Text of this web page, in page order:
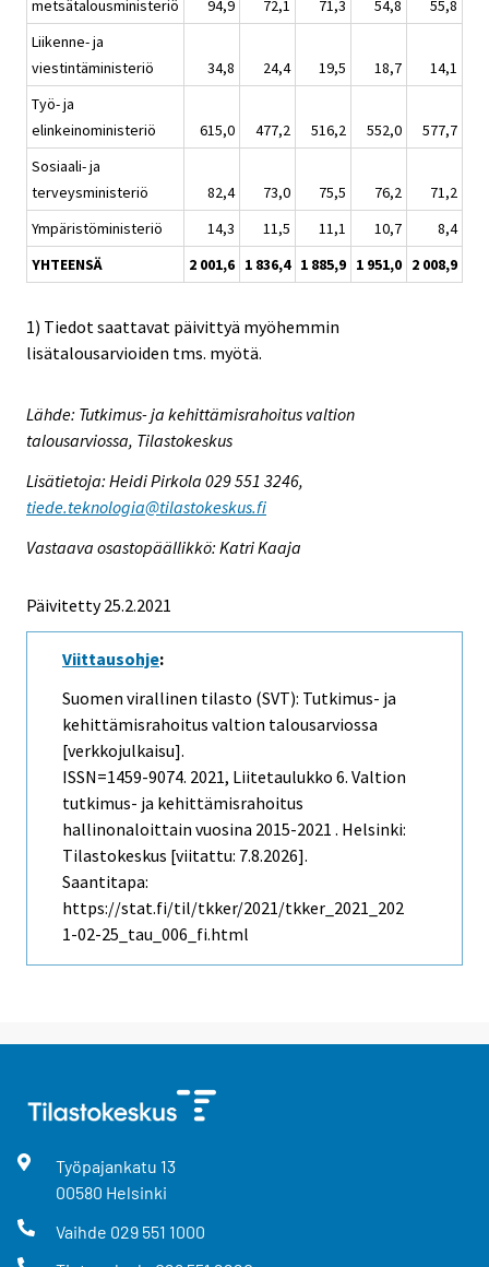
metsätalousministeriö
94,9 72,1 71,3 54,8 55,8
Liikenne- ja
viestintäministeriö
34,8 24,4 19,5 18,7 14,1
Työ- ja
elinkeinoministeriö
615,0 477,2 516,2 552,0 577,7
Sosiaali- ja
terveysministeriö
82,4 73,0 75,5 76,2 71,2
Ympäristöministeriö
14,3 11,5 11,1 10,7 8,4
YHTEENSÄ
2 001,6 1 836,4 1 885,9 1 951,0 2 008,9
1) Tiedot saattavat päivittyä myöhemmin
lisätalousarvioiden tms. myötä.
Lähde: Tutkimus- ja kehittämisrahoitus valtion
talousarviossa, Tilastokeskus
Lisätietoja: Heidi Pirkola 029 551 3246,
tiede.teknologia@tilastokeskus.fi
Vastaava osastopäällikkö: Katri Kaaja
Päivitetty 25.2.2021
Viittausohje:
Suomen virallinen tilasto (SVT): Tutkimus- ja
kehittämisrahoitus valtion talousarviossa
[verkkojulkaisu].
ISSN=1459-9074. 2021, Liitetaulukko 6. Valtion
tutkimus- ja kehittämisrahoitus
hallinonaloittain vuosina 2015-2021 . Helsinki:
Tilastokeskus [viitattu: 7.8.2026].
Saantitapa:
https://stat.fi/til/tkker/2021/tkker_2021_202
1-02-25_tau_006_fi.html
Työpajankatu 13
00580 Helsinki
Vaihde 029 551 1000